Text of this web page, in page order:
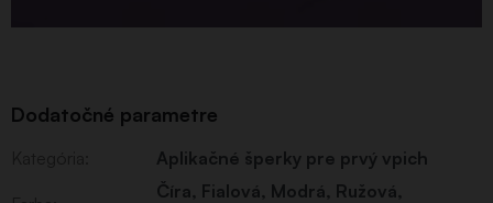
Dodatočné parametre
Aplikačné šperky pre prvý vpich
Číra, Fialová, Modrá, Ružová,